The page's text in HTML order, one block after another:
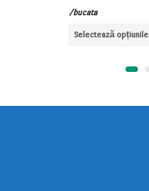
/bucata
Selectează opțiunile